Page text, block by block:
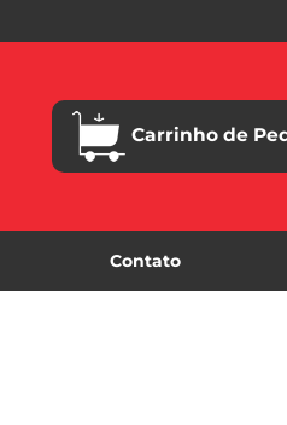
Carrinho de
Contato